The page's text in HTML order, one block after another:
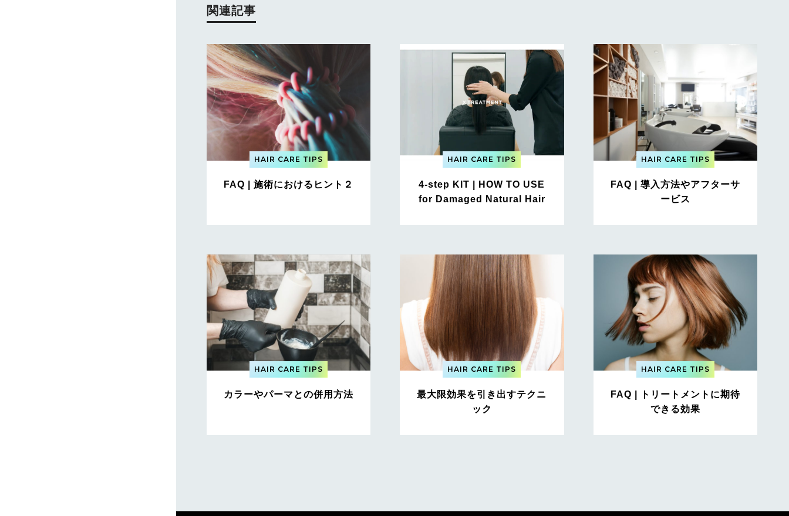
関連記事
HAIR CARE TIPS
FAQ | 施術におけるヒント２
HAIR CARE TIPS
4-step KIT | HOW TO USE
for Damaged Natural Hair
HAIR CARE TIPS
FAQ | 導入方法やアフターサ
ービス
HAIR CARE TIPS
カラーやパーマとの併用方法
HAIR CARE TIPS
最大限効果を引き出すテクニ
ック
HAIR CARE TIPS
FAQ | トリートメントに期待
できる効果